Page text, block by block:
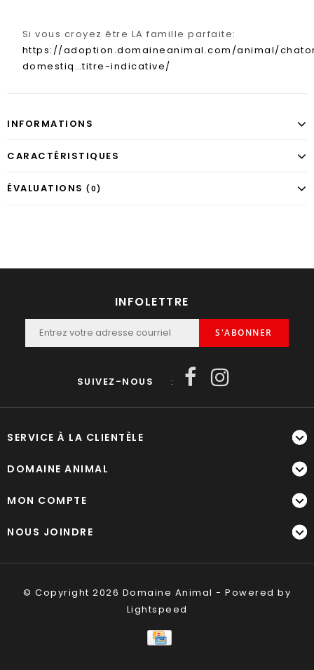
Si vous croyez être LA famille parfaite:
https://adoption.domaineanimal.com/animal/
domestiq…titre-indicative/
INFORMATIONS
CARACTÉRISTIQUES
ÉVALUATIONS (0)
INFOLETTRE
S'ABONNER
SUIVEZ-NOUS :
SERVICE À LA CLIENTÈLE
DOMAINE ANIMAL
MON COMPTE
NOUS JOINDRE
© Copyright 2026 Domaine Animal - Powered by
Lightspeed